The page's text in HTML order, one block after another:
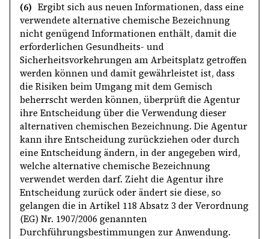
(6) Ergibt sich aus neuen Informationen, dass eine
verwendete alternative chemische Bezeichnung
nicht genügend Informationen enthält, damit die
erforderlichen Gesundheits- und
Sicherheitsvorkehrungen am Arbeitsplatz getroffen
werden können und damit gewährleistet ist, dass
die Risiken beim Umgang mit dem Gemisch
beherrscht werden können, überprüft die Agentur
ihre Entscheidung über die Verwendung dieser
alternativen chemischen Bezeichnung. Die Agentur
kann ihre Entscheidung zurückziehen oder durch
eine Entscheidung ändern, in der angegeben wird,
welche alternative chemische Bezeichnung
verwendet werden darf. Zieht die Agentur ihre
Entscheidung zurück oder ändert sie diese, so
gelangen die in Artikel 118 Absatz 3 der Verordnung
(EG) Nr. 1907/2006 genannten
Durchführungsbestimmungen zur Anwendung.